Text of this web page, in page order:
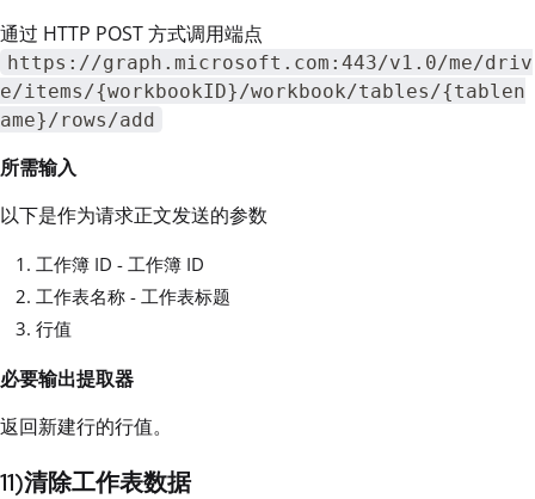
通过 HTTP POST 方式调用端点
https://graph.microsoft.com:443/v1.0/me/driv
e/items/{workbookID}/workbook/tables/{tablen
ame}/rows/add
所需输入
以下是作为请求正文发送的参数
工作簿 ID - 工作簿 ID
工作表名称 - 工作表标题
行值
必要输出提取器
返回新建行的行值。
11)清除工作表数据